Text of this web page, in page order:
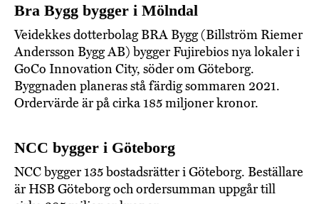
Bra Bygg bygger i Mölndal
Veidekkes dotterbolag BRA Bygg (Billström Riemer
Andersson Bygg AB) bygger Fujirebios nya lokaler i
GoCo Innovation City, söder om Göteborg.
Byggnaden planeras stå färdig sommaren 2021.
Ordervärde är på cirka 185 miljoner kronor.
NCC bygger i Göteborg
NCC bygger 135 bostadsrätter i Göteborg. Beställare
är HSB Göteborg och ordersumman uppgår till